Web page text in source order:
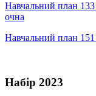
Навчальний план
очна
Навчальний план
Набір 2023